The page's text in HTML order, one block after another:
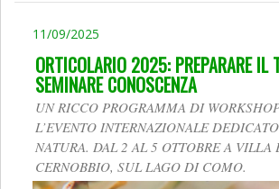
11/09/2025
ORTICOLARIO 2025: PREPARARE IL
SEMINARE CONOSCENZA
UN RICCO PROGRAMMA DI
L’EVENTO INTERNAZIONALE
NATURA. DAL 2 AL 5 OTTOBRE A VILLA
CERNOBBIO, SUL LAGO DI COMO.